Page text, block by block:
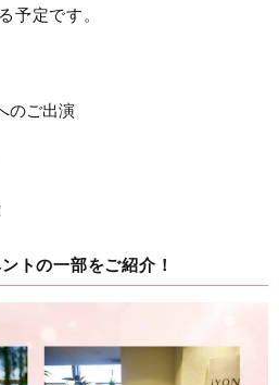
予定です。
のご出演
トの一部をご紹介！